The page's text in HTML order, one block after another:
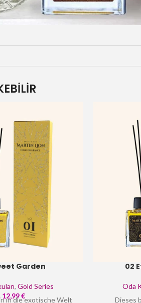
tıklayın
Garden
, Gold Series
12,99€
in die exotische Welt
02
Oda
Dieses